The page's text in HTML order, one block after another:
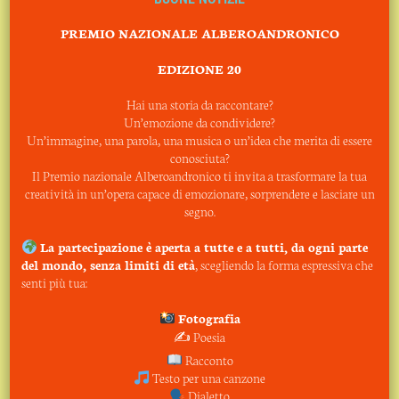
sostanze stupefacenti a cui alterna con apparente naturalezza
incontri di poesia. Rosso di sangue e di vino
rappresenta un
vince il primo premio al concorso nazionale indetto
seguente motivazione Romanzo ricco di spunti che suscitano la
riflessione, per la sottile analisi del comportamento dei personaggi
resi vivi nei loro caratteri e nelle loro peculiarità e per la
ricostruzione storica accurata efficace anche dal punto di vista
La bontà del lavoro viene confermata con la vittoria
al Premio nazionale Alberoandronico – Sezione
romanzi inediti, si è aggiudicata la pubblicazione a
sangue-e-di-vino-vincitore-della-xiv-edizione-del-premio-
nazionale-alberoandronico-sezione-romanzi-inediti/
PREMIO NAZIONALE ALBEROANDRONICO
EDIZIONE 20
Hai una storia da raccontare?
Un’emozione da condividere?
Un’immagine, una parola, una musica o un’idea che merita di essere
conosciuta?
Il Premio nazionale Alberoandronico ti invita a trasformare la tua
creatività in un’opera capace di emozionare, sorprendere e lasciare un
segno.
La partecipazione è aperta a tutte e a tutti, da ogni parte
del mondo, senza limiti di età, scegliendo la forma espressiva che
senti più tua:
Fotografia
✍️ Poesia
Racconto
Testo per una canzone
Dialetto